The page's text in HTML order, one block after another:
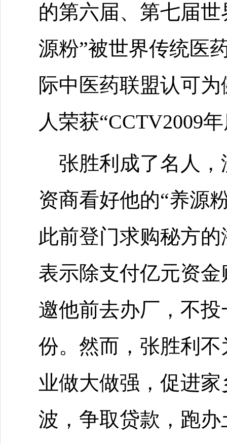
的第六届、第七届
源粉”被世界传统医
际中医药联盟认可
人荣获“CCTV2009
张胜利成了名人，
资商看好他的“养源
此前登门求购秘方
表示除支付亿元资
邀他前去办厂，不
份。然而，张胜利
业做大做强，促进
波，争取贷款，跑